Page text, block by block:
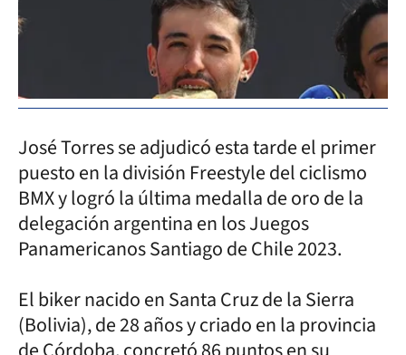
José Torres se adjudicó esta tarde el primer
puesto en la división Freestyle del ciclismo
BMX y logró la última medalla de oro de la
delegación argentina en los Juegos
Panamericanos Santiago de Chile 2023.
El biker nacido en Santa Cruz de la Sierra
(Bolivia), de 28 años y criado en la provincia